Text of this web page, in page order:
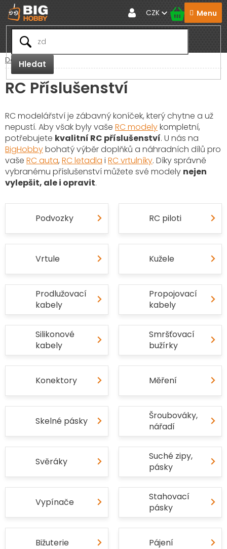
Přejít
na
obsah
Hledat
CZK
Domů
RC Příslušenství
RC modelářství je zábavný koníček, který chytne a už
nepustí. Aby však byly vaše RC modelykompletní,
potřebujete kvalitní RC příslušenství. U nás na
BigHobbybohatý výběr doplňků a náhradních dílů pro
vaše RC auta, RC letadla i RC vrtulníky. Díky správně
vybranému příslušenství můžete své modely nejen
vylepšit, ale i opravit.
Podvozky RC piloti
Vrtule Kužele
Prodlužovací
kabely
Propojovací
kabely
Silikonové
kabely
Smršťovací
bužírky
Konektory Měření
Skelné pásky
Šroubováky,
nářadí
Svěráky
Suché zipy,
pásky
Vypínače
Stahovací
pásky
Bižuterie Pájení